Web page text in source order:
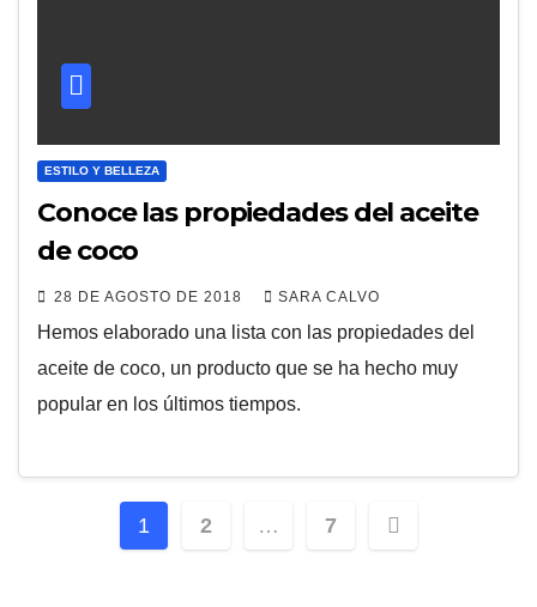
ESTILO Y BELLEZA
Conoce las propiedades del aceite
de coco
28 DE AGOSTO DE 2018 SARA CALVO
Hemos elaborado una lista con las propiedades del
aceite de coco, un producto que se ha hecho muy
popular en los últimos tiempos.
Paginación
1 2 … 7